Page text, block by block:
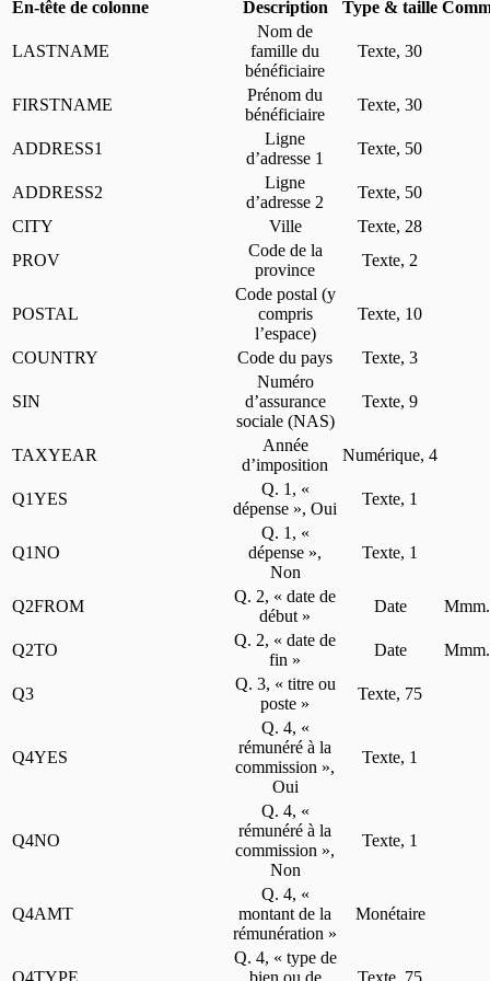
En-tête de colonne Description Type & taille
LASTNAME
Nom de
famille du
bénéficiaire
Texte, 30
FIRSTNAME
Prénom du
bénéficiaire
Texte, 30
ADDRESS1
Ligne
d’adresse 1
Texte, 50
ADDRESS2
Ligne
d’adresse 2
Texte, 50
CITY
Ville
Texte, 28
PROV
Code de la
province
Texte, 2
POSTAL
Code postal (y
compris
l’espace)
Texte, 10
COUNTRY Code du pays Texte, 3
SIN
Numéro
d’assurance
sociale (NAS)
Texte, 9
TAXYEAR
Année
d’imposition
Numérique, 4
Q1YES
Q. 1, «
dépense », Oui
Texte, 1
Q1NO
Q. 1, «
dépense »,
Non
Texte, 1
Q2FROM
Q. 2, « date de
début »
Date
Q2TO
Q. 2, « date de
fin »
Date
Q3
Q. 3, « titre ou
poste »
Texte, 75
Q4YES
Q. 4, «
rémunéré à la
commission »,
Oui
Texte, 1
Q4NO
Q. 4, «
rémunéré à la
commission »,
Non
Texte, 1
Q4AMT
Q. 4, «
montant de la
rémunération »
Monétaire
Q4TYPE
Q. 4, « type de
bien ou de
Texte, 75